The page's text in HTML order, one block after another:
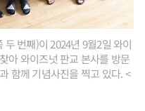
번째)이 2024년 9월2일 와이
아 와이즈넛 판교 본사를 방문
함께 기념사진을 찍고 있다. <